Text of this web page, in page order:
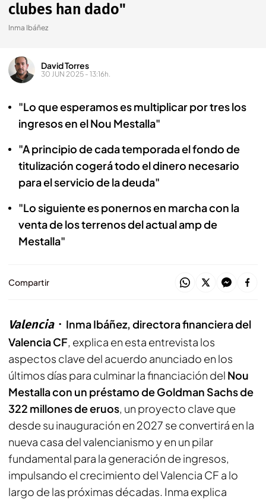
clubes han dado"
Inma Ibáñez
David Torres
30 JUN 2025 - 13:16h.
"Lo que esperamos es multiplicar por tres los
ingresos en el Nou Mestalla"
"A principio de cada temporada el fondo de
titulización cogerá todo el dinero necesario
para el servicio de la deuda"
"Lo siguiente es ponernos en marcha con la
venta de los terrenos del actual amp de
Mestalla"
Compartir
Valencia
Inma Ibáñez, directora financiera del
Valencia CF, explica en esta entrevista los
aspectos clave del acuerdo anunciado en los
últimos días para culminar la financiación del Nou
Mestalla con un préstamo de Goldman Sachs de
322 millones de eruos, un proyecto clave que
desde su inauguración en 2027 se convertirá en la
nueva casa del valencianismo y en un pilar
fundamental para la generación de ingresos,
impulsando el crecimiento del Valencia CF a lo
largo de las próximas décadas. Inma explica